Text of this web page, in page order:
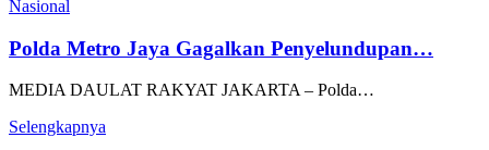
Nasional
Polda Metro Jaya Gagalkan Penyelundupan…
MEDIA DAULAT RAKYAT JAKARTA – Polda…
Selengkapnya